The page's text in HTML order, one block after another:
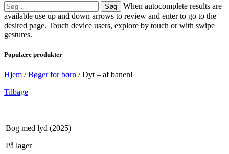
Søg
efter:
When autocomplete results are
available use up and down arrows to review and enter to go to the
desired page. Touch device users, explore by touch or with swipe
gestures.
Populære produkter
Hjem /Bøger for børn /Dyt – af banen!
Tilbage
Bog med lyd (2025)
På lager